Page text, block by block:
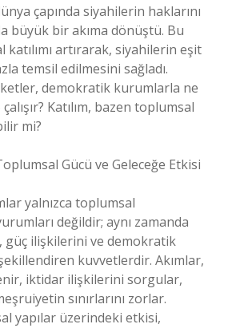
çapında siyahilerin haklarını
büyük bir akıma dönüştü. Bu
artırarak, siyahilerin eşit
temsil edilmesini sağladı.
demokratik kurumlarla ne
Katılım, bazen toplumsal
mi?
Gücü ve Geleceğe Etkisi
yalnızca toplumsal
değildir; aynı zamanda
güç ilişkilerini ve demokratik
kuvvetlerdir. Akımlar,
iktidar ilişkilerini sorgular,
sınırlarını zorlar.
yapılar üzerindeki etkisi,